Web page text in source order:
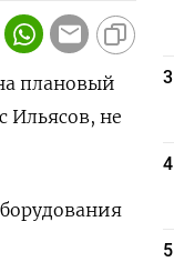
плановый
Ильясов, не
3
4
5